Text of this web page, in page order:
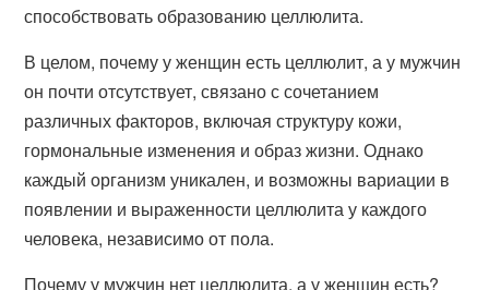
способствовать образованию целлюлита.
В целом, почему у женщин есть целлюлит, а у мужчин
он почти отсутствует, связано с сочетанием
различных факторов, включая структуру кожи,
гормональные изменения и образ жизни. Однако
каждый организм уникален, и возможны вариации в
появлении и выраженности целлюлита у каждого
человека, независимо от пола.
Почему у мужчин нет целлюлита, а у женщин есть?